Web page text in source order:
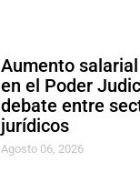
Aumento salarial
en el Poder
debate entre
jurídicos
Agosto 06, 2026